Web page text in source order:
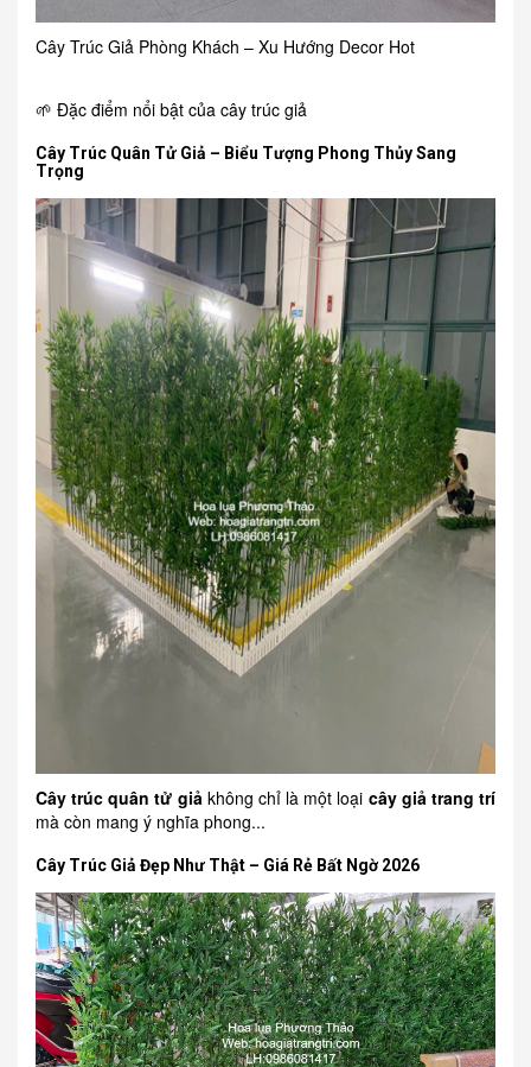
Cây Trúc Giả Phòng Khách – Xu Hướng Decor Hot
🌱 Đặc điểm nổi bật của cây trúc giả
Cây Trúc Quân Tử Giả – Biểu Tượng Phong Thủy Sang
Trọng
Cây trúc quân tử giả không chỉ là một loại cây giả trang trí
mà còn mang ý nghĩa phong...
Cây Trúc Giả Đẹp Như Thật – Giá Rẻ Bất Ngờ 2026